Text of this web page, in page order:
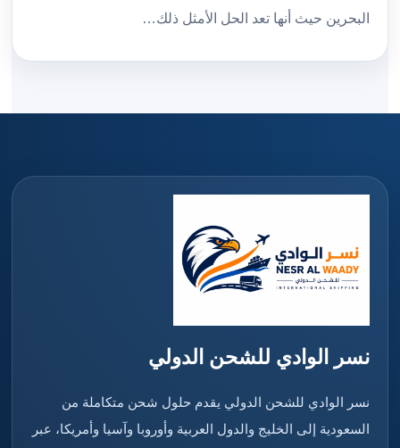
البحرين حيث أنها تعد الحل الأمثل ذلك…
نسر الوادي للشحن الدولي
نسر الوادي للشحن الدولي يقدم حلول شحن متكاملة من
السعودية إلى الخليج والدول العربية وأوروبا وآسيا وأمريكا، عبر